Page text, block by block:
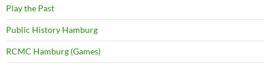
Play the Past
Public History Hamburg
RCMC Hamburg (Games)